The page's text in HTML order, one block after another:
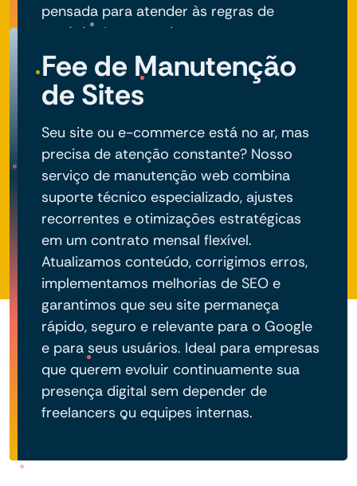
pensada para atender às regras de
negócio do seu projeto.
Fee de Manutenção
de Sites
Seu site ou e-commerce está no ar, mas
precisa de atenção constante? Nosso
serviço de manutenção web combina
suporte técnico especializado, ajustes
recorrentes e otimizações estratégicas
em um contrato mensal flexível.
Atualizamos conteúdo, corrigimos erros,
implementamos melhorias de SEO e
garantimos que seu site permaneça
rápido, seguro e relevante para o Google
e para seus usuários. Ideal para empresas
que querem evoluir continuamente sua
presença digital sem depender de
freelancers ou equipes internas.